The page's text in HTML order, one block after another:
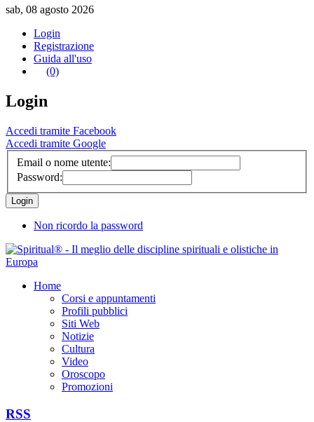
sab, 08 agosto 2026
Login
Registrazione
Guida all'uso
(0)
Login
Accedi tramite Facebook
Accedi tramite Google
Email o nome utente:
Password:
Non ricordo la password
Home
Corsi e appuntamenti
Profili pubblici
Siti Web
Notizie
Cultura
Video
Oroscopo
Promozioni
RSS